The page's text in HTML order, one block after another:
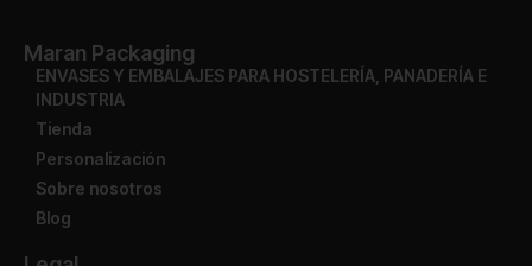
Maran Packaging
ENVASES Y EMBALAJES PARA HOSTELERÍA, PANADERÍA E
INDUSTRIA
Tienda
Personalización
Sobre nosotros
Blog